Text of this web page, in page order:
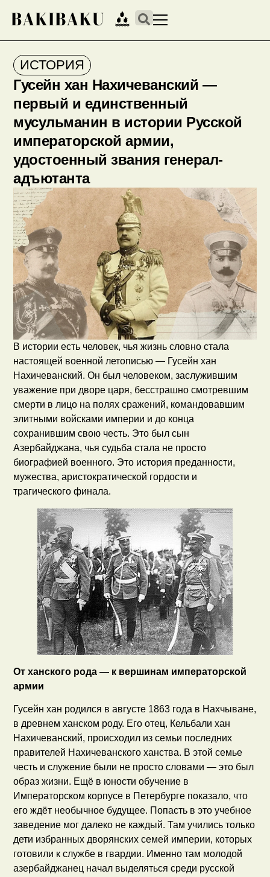
ИСТОРИЯ
Гусейн хан Нахичеванский —
первый и единственный
мусульманин в истории Русской
императорской армии,
удостоенный звания генерал-
адъютанта
В истории есть человек, чья жизнь словно стала
настоящей военной летописью — Гусейн хан
Нахичеванский. Он был человеком, заслужившим
уважение при дворе царя, бесстрашно смотревшим
смерти в лицо на полях сражений, командовавшим
элитными войсками империи и до конца
сохранившим свою честь. Это был сын
Азербайджана, чья судьба стала не просто
биографией военного. Это история преданности,
мужества, аристократической гордости и
трагического финала.
От ханского рода — к вершинам императорской
армии
Гусейн хан родился в августе 1863 года в Нахчыване,
в древнем ханском роду. Его отец, Кельбали хан
Нахичеванский, происходил из семьи последних
правителей Нахичеванского ханства. В этой семье
честь и служение были не просто словами — это был
образ жизни. Ещё в юности обучение в
Императорском корпусе в Петербурге показало, что
его ждёт необычное будущее. Попасть в это учебное
заведение мог далеко не каждый. Там учились только
дети избранных дворянских семей империи, которых
готовили к службе в гвардии. Именно там молодой
азербайджанец начал выделяться среди русской